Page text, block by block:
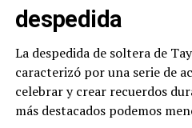
despedida
La despedida de soltera de
caracterizó por una serie de
celebrar y crear recuerdos
más destacados podemos